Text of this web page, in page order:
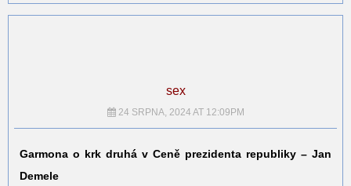
sex
24 SRPNA, 2024 AT 12:09PM
Garmona o krk druhá v Ceně prezidenta republiky – Jan
Demele